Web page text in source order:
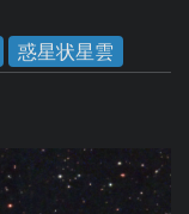
惑星状星雲